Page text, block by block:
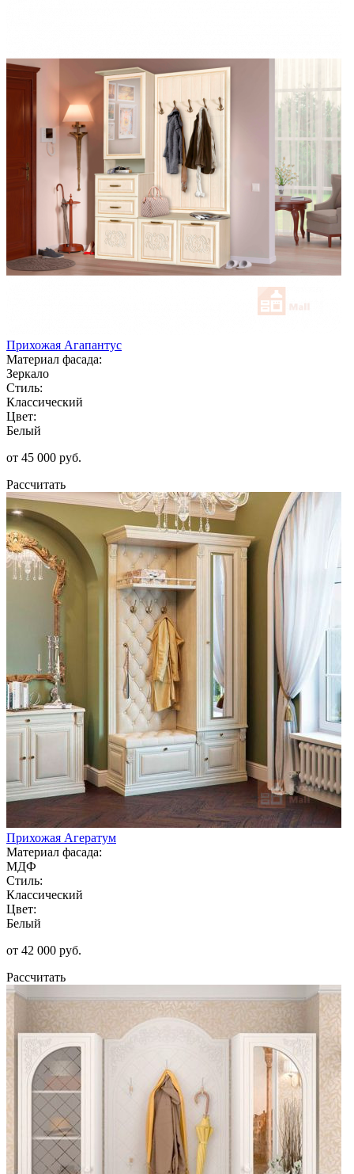
Прихожая Агапантус
Материал фасада:
Зеркало
Стиль:
Классический
Цвет:
Белый
от 45 000 руб.
Рассчитать
Прихожая Агератум
Материал фасада:
МДФ
Стиль:
Классический
Цвет:
Белый
от 42 000 руб.
Рассчитать